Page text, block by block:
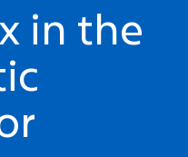
in the